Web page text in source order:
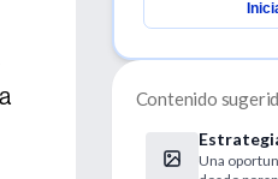
Contenido
Una